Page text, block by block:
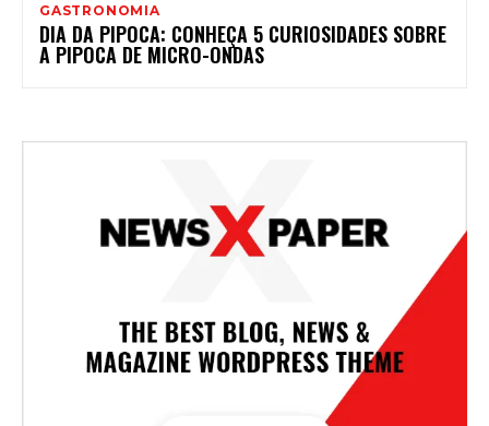
GASTRONOMIA
DIA DA PIPOCA: CONHEÇA 5 CURIOSIDADES SOBRE
A PIPOCA DE MICRO-ONDAS